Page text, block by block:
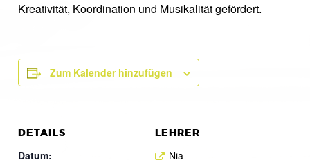
Kreativität, Koordination und Musikalität gefördert.
Zum Kalender hinzufügen
DETAILS
Datum:
LEHRER
Nia